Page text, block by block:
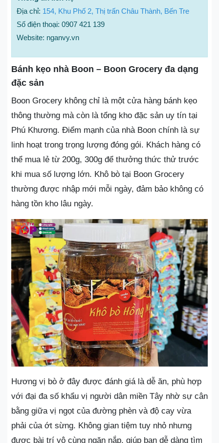
Địa chỉ: 154, Khu Phố 2, Thị trấn Châu Thành, Bến Tre
Số điện thoại: 0907 421 139
Website: nganvy.vn
Bánh kẹo nhà Boon – Boon Grocery đa dạng
đặc sản
Boon Grocery không chỉ là một cửa hàng bánh kẹo
thông thường mà còn là tổng kho đặc sản uy tín tại
Phú Khương. Điểm mạnh của nhà Boon chính là sự
linh hoạt trong trọng lượng đóng gói. Khách hàng có
thể mua lẻ từ 200g, 300g để thưởng thức thử trước
khi mua số lượng lớn. Khô bò tại Boon Grocery
thường được nhập mới mỗi ngày, đảm bảo không có
hàng tồn kho lâu ngày.
Hương vị bò ở đây được đánh giá là dễ ăn, phù hợp
với đại đa số khẩu vị người dân miền Tây nhờ sự cân
bằng giữa vị ngọt của đường phèn và độ cay vừa
phải của ớt sừng. Không gian tiệm tuy nhỏ nhưng
được bài trí vô cùng ngăn nắp, giúp bạn dễ dàng tìm